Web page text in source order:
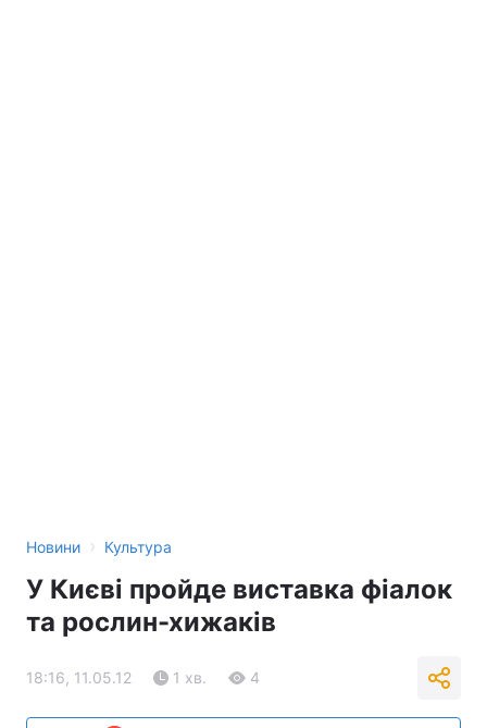
Новини › Культура
У Києві пройде виставка фіалок
та рослин-хижаків
18:16, 11.05.12 1 хв. 4